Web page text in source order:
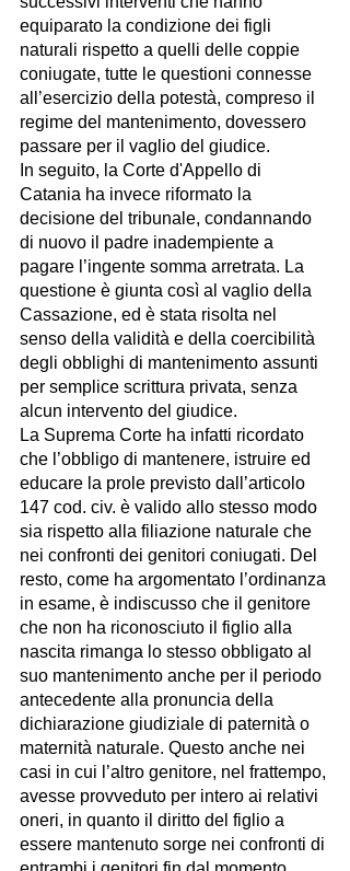
equiparato la condizione dei figli
naturali rispetto a quelli delle coppie
coniugate, tutte le questioni connesse
all’esercizio della potestà, compreso il
regime del mantenimento, dovessero
passare per il vaglio del giudice.
In seguito, la Corte d'Appello di
Catania ha invece riformato la
decisione del tribunale, condannando
di nuovo il padre inadempiente a
pagare l’ingente somma arretrata. La
questione è giunta così al vaglio della
Cassazione, ed è stata risolta nel
senso della validità e della coercibilità
degli obblighi di mantenimento assunti
per semplice scrittura privata, senza
alcun intervento del giudice.
La Suprema Corte ha infatti ricordato
che l’obbligo di mantenere, istruire ed
educare la prole previsto dall’articolo
147 cod. civ. è valido allo stesso modo
sia rispetto alla filiazione naturale che
nei confronti dei genitori coniugati. Del
resto, come ha argomentato l’ordinanza
in esame, è indiscusso che il genitore
che non ha riconosciuto il figlio alla
nascita rimanga lo stesso obbligato al
suo mantenimento anche per il periodo
antecedente alla pronuncia della
dichiarazione giudiziale di paternità o
maternità naturale. Questo anche nei
casi in cui l’altro genitore, nel frattempo,
avesse provveduto per intero ai relativi
oneri, in quanto il diritto del figlio a
essere mantenuto sorge nei confronti di